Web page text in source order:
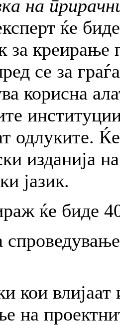
на
ќе
за креирање
се за
корисна
одлуките.
изданија
јазик.
ќе биде
кои
на